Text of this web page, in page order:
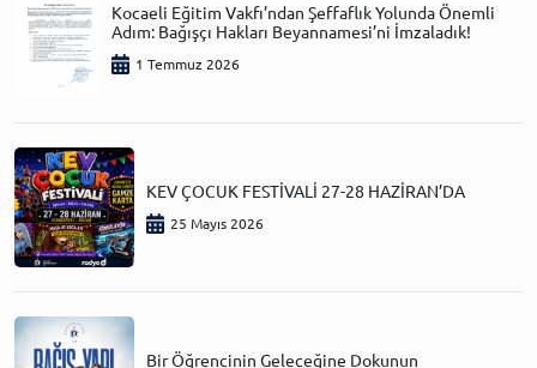
Kocaeli Eğitim Vakfı’ndan Şeffaflık Yolunda Önemli
Adım: Bağışçı Hakları Beyannamesi’ni İmzaladık!
1 Temmuz 2026
KEV ÇOCUK FESTİVALİ 27-28 HAZİRAN’DA
25 Mayıs 2026
Bir Öğrencinin Geleceğine Dokunun